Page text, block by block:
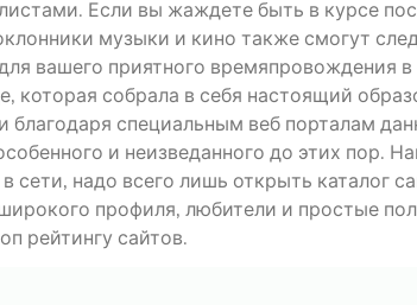
Если вы жаждете быть в курсе
музыки и кино также смогут
вашего приятного времяпровождения
собрала в себя настоящий
специальным веб порталам
и неизведанного до этих пор.
сети, надо всего лишь открыть каталог
профиля, любители и простые
рейтингу сайтов.